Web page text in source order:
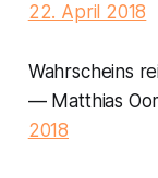
22. April 2018
Wahrscheins
— Matthias
2018